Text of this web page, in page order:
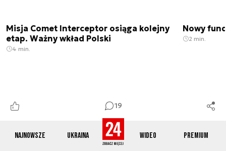
Najnowsze Ukraina Wideo Premium
19
Misja Comet Interceptor osiąga kolejny
etap. Ważny wkład Polski
4 min.
Nowy
2 min.